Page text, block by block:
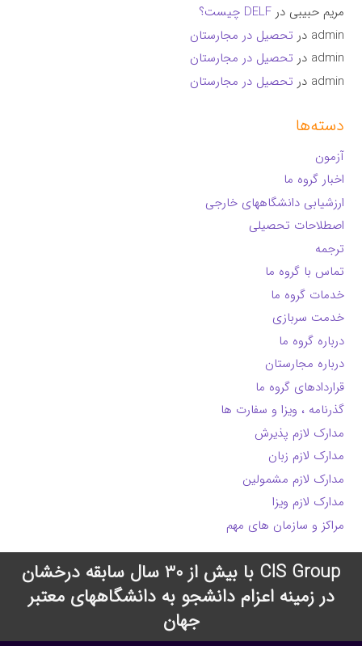
مریم حبیبی درDELF چیست؟
admin در تحصیل در مجارستان
admin در تحصیل در مجارستان
admin در تحصیل در مجارستان
دسته‌ها
آزمون
اخبار گروه ما
ارزشیابی دانشگاههای خارجی
اصطلاحات تحصیلی
ترجمه
تماس با گروه ما
خدمات گروه ما
خدمت سربازی
درباره گروه ما
درباره مجارستان
قراردادهای گروه ما
گذرنامه ، ویزا و سفارت ها
مدارک لازم پذیرش
مدارک لازم زبان
مدارک لازم مشمولین
مدارک لازم ویزا
مراکز و سازمان های مهم
CIS Group با بیش از 30 سال سابقه درخشان
در زمینه اعزام دانشجو به دانشگاههای معتبر
جهان